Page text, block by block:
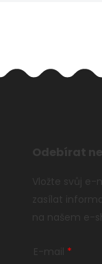
Odebírat
Vložte svůj
zasílat
na našem e-
E-mail